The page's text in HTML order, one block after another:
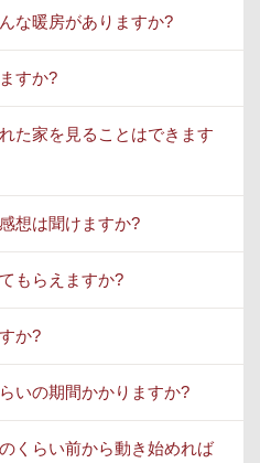
な暖房がありますか?
すか?
た家を見ることはできます
想は聞けますか?
もらえますか?
か?
いの期間かかりますか?
くらい前から動き始めれば